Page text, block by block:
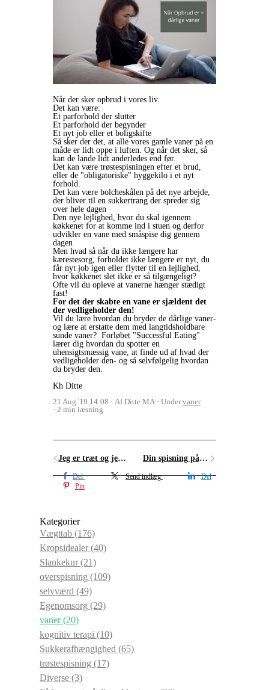
Når der sker opbrud i vores liv.
Det kan være:
Et parforhold der slutter
Et parforhold der begynder
Et nyt job eller et boligskifte
Så sker der det, at alle vores gamle vaner på en
måde er lidt oppe i luften. Og når det sker, så
kan de lande lidt anderledes end før.
Det kan være trøstespisningen efter et brud,
eller de "obligatoriske" hyggekilo i et nyt
forhold.
Det kan være bolcheskålen på det nye arbejde,
der bliver til en sukkertrang der spreder sig
over hele dagen
Den nye lejlighed, hvor du skal igennem
køkkenet for at komme ind i stuen og derfor
udvikler en vane med småspise dig gennem
dagen
Men hvad så når du ikke længere har
kærestesorg, forholdet ikke længere er nyt, du
får nyt job igen eller flytter til en lejlighed,
hvor køkkenet slet ikke er så tilgængeligt?
Ofte vil du opleve at vanerne hænger stædigt
fast!
For det der skabte en vane er sjældent det
der vedligeholder den!
Vil du lære hvordan du bryder de dårlige vaner-
og lære at erstatte dem med langtidsholdbare
sunde vaner? Forløbet "Successful Eating"
lærer dig hvordan du spotter en
uhensigtsmæssig vane, at finde ud af hvad der
vedligeholder den- og så selvfølgelig hvordan
du bryder den.
Kh Ditte
21 Aug '19 14:08
Af Ditte MA Undervaner
2 min læsning
Jeg er træt og jeg har brug for energien Din spisning påvirker dit selvværd
Del Send indlæg
Del
Pin
Kategorier
Vægttab (176)
Kropsidealer(40)
Slankekur(21)
overspisning (109)
selvværd (49)
Egenomsorg (29)
vaner(20)
kognitiv terapi (10)
Sukkerafhængighed (65)
trøstespisning (17)
Diverse (3)